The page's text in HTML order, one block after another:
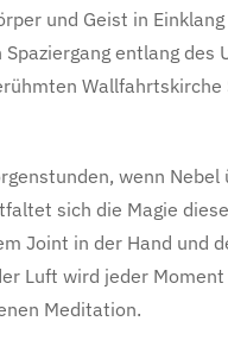
und Geist in
entlang des
Wallfahrtskirche
wenn Nebel
sich die Magie
Joint in der Hand und
Luft wird jeder Moment
Meditation.